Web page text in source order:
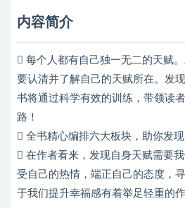
内容简介
 每个人都有自己独一无二的天赋
要认清并了解自己的天赋所在。发
书将通过科学有效的训练，带领读
路！
 全书精心编排六大板块，助你发
 在作者看来，发现自身天赋需要
受自己的热情，端正自己的态度，
于我们提升幸福感有着举足轻重的作